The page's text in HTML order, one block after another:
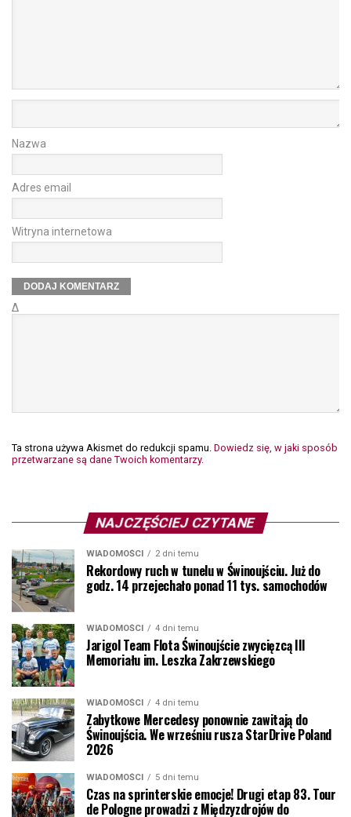
Nazwa
Adres email
Witryna internetowa
Δ
Ta strona używa Akismet do redukcji spamu. Dowiedz się, w jaki sposób
przetwarzane są dane Twoich komentarzy.
NAJCZĘŚCIEJ CZYTANE
WIADOMOŚCI 2 dni temu
Rekordowy ruch w tunelu w Świnoujściu. Już do
godz. 14 przejechało ponad 11 tys. samochodów
WIADOMOŚCI 4 dni temu
Jarigol Team Flota Świnoujście zwycięzcą III
Memoriału im. Leszka Zakrzewskiego
WIADOMOŚCI 4 dni temu
Zabytkowe Mercedesy ponownie zawitają do
Świnoujścia. We wrześniu rusza StarDrive Poland
2026
WIADOMOŚCI 5 dni temu
Czas na sprinterskie emocje! Drugi etap 83. Tour
de Pologne prowadzi z Międzyzdrojów do